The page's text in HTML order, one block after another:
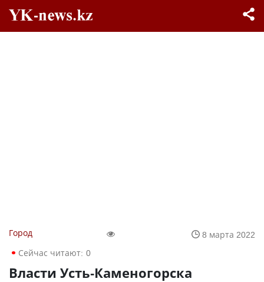
Город
8 марта 2022
Сейчас читают: 0
Власти Усть-Каменогорска